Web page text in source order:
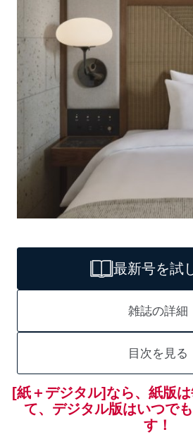
最新号を試
雑誌の詳細
目次を見る
[紙＋デジタル]なら、紙版
て、デジタル版はいつで
す！